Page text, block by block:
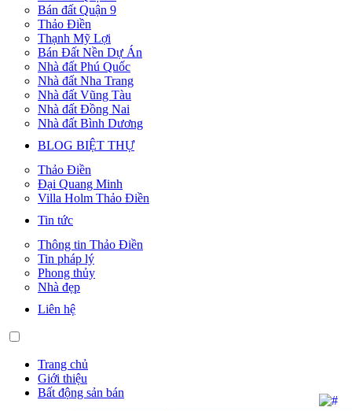
Bán đất Quận 9
Thảo Điền
Thạnh Mỹ Lợi
Bán Đất Nền Dự Án
Nhà đất Phú Quốc
Nhà đất Nha Trang
Nhà đất Vũng Tàu
Nhà đất Đồng Nai
Nhà đất Bình Dương
BLOG BIỆT THỰ
Thảo Điền
Đại Quang Minh
Villa Holm Thảo Điền
Tin tức
Thông tin Thảo Điền
Tin pháp lý
Phong thủy
Nhà đẹp
Liên hệ
Trang chủ
Giới thiệu
Bất động sản bán